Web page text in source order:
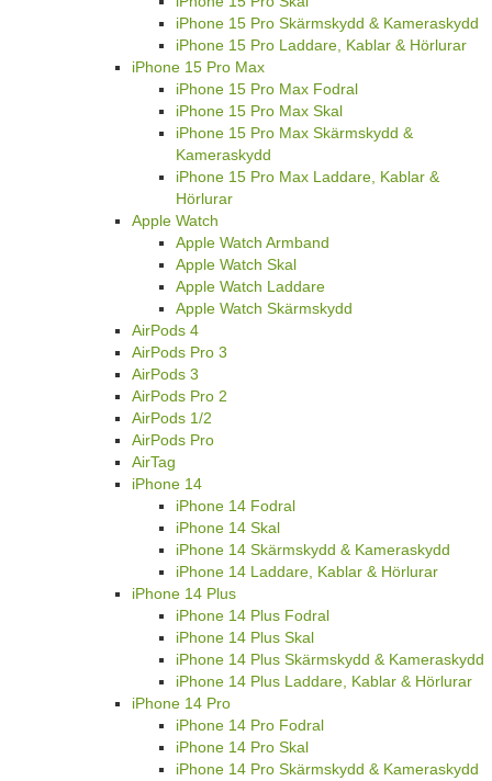
iPhone 15 Pro Skärmskydd & Kameraskydd
iPhone 15 Pro Laddare, Kablar & Hörlurar
iPhone 15 Pro Max
iPhone 15 Pro Max Fodral
iPhone 15 Pro Max Skal
iPhone 15 Pro Max Skärmskydd &
Kameraskydd
iPhone 15 Pro Max Laddare, Kablar &
Hörlurar
Apple Watch
Apple Watch Armband
Apple Watch Skal
Apple Watch Laddare
Apple Watch Skärmskydd
AirPods 4
AirPods Pro 3
AirPods 3
AirPods Pro 2
AirPods 1/2
AirPods Pro
AirTag
iPhone 14
iPhone 14 Fodral
iPhone 14 Skal
iPhone 14 Skärmskydd & Kameraskydd
iPhone 14 Laddare, Kablar & Hörlurar
iPhone 14 Plus
iPhone 14 Plus Fodral
iPhone 14 Plus Skal
iPhone 14 Plus Skärmskydd & Kameraskydd
iPhone 14 Plus Laddare, Kablar & Hörlurar
iPhone 14 Pro
iPhone 14 Pro Fodral
iPhone 14 Pro Skal
iPhone 14 Pro Skärmskydd & Kameraskydd